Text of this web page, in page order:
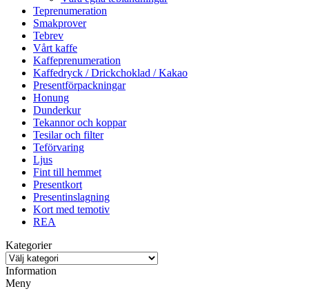
Teprenumeration
Smakprover
Tebrev
Vårt kaffe
Kaffeprenumeration
Kaffedryck / Drickchoklad / Kakao
Presentförpackningar
Honung
Dunderkur
Tekannor och koppar
Tesilar och filter
Teförvaring
Ljus
Fint till hemmet
Presentkort
Presentinslagning
Kort med temotiv
REA
Kategorier
Information
Meny